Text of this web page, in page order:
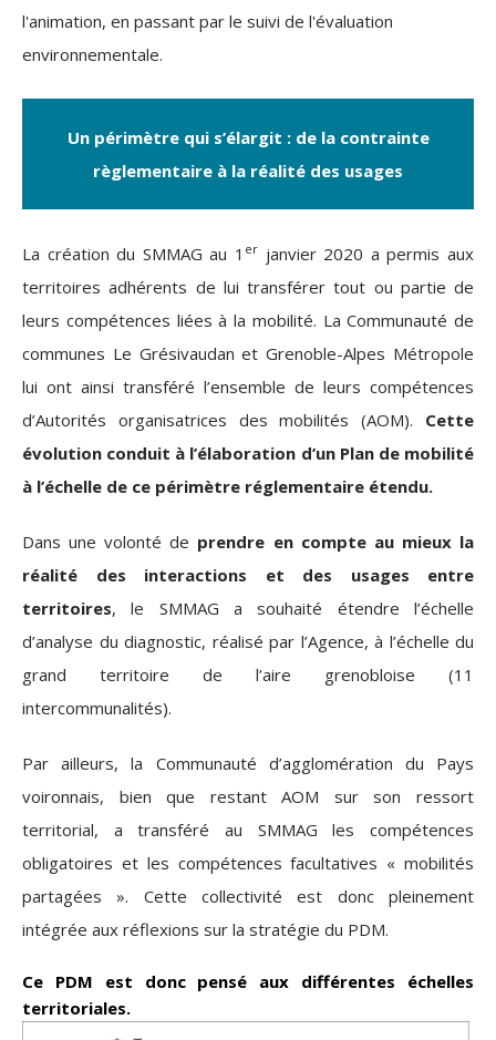
l'animation, en passant par le suivi de l'évaluation
environnementale.
Un périmètre qui s’élargit : de la contrainte
règlementaire à la réalité des usages
La création du SMMAG au 1 er janvier 2020 a permis aux
territoires adhérents de lui transférer tout ou partie de
leurs compétences liées à la mobilité. La Communauté de
communes Le Grésivaudan et Grenoble-Alpes Métropole
lui ont ainsi transféré l’ensemble de leurs compétences
d’Autorités organisatrices des mobilités (AOM). Cette
évolution conduit à l’élaboration d’un Plan de mobilité
à l’échelle de ce périmètre réglementaire étendu.
Dans une volonté de prendre en compte au mieux la
réalité des interactions et des usages entre
territoires, le SMMAG a souhaité étendre l’échelle
d’analyse du diagnostic, réalisé par l’Agence, à l’échelle du
grand territoire de l’aire grenobloise (11
intercommunalités).
Par ailleurs, la Communauté d’agglomération du Pays
voironnais, bien que restant AOM sur son ressort
territorial, a transféré au SMMAG les compétences
obligatoires et les compétences facultatives « mobilités
partagées ». Cette collectivité est donc pleinement
intégrée aux réflexions sur la stratégie du PDM.
Ce PDM est donc pensé aux différentes échelles
territoriales.